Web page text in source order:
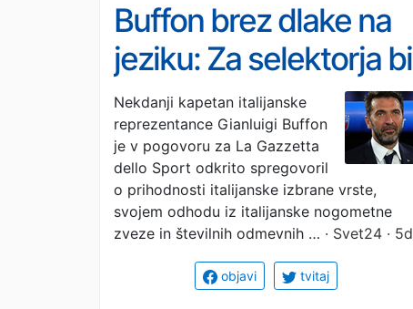
Buffon brez dlake na
jeziku: Za selektorja bi
izbral Conteja, ne
Mancinija
Nekdanji kapetan italijanske
reprezentance Gianluigi Buffon
je v pogovoru za La Gazzetta
dello Sport odkrito spregovoril
o prihodnosti italijanske izbrane vrste,
svojem odhodu iz italijanske nogometne
zveze in številnih odmevnih … · Svet24 · 5d
objavi tvitaj